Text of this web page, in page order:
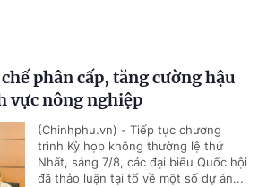
phân cấp, tăng cường hậu
vực nông nghiệp
(Chinhphu.vn) - Tiếp tục chương
trình Kỳ họp không thường lệ thứ
Nhất, sáng 7/8, các đại biểu Quốc hội
đã thảo luận tại tổ về một số dự án...